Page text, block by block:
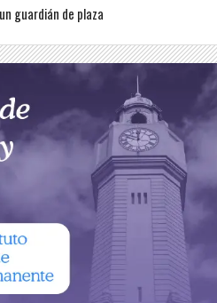
guardián de plaza